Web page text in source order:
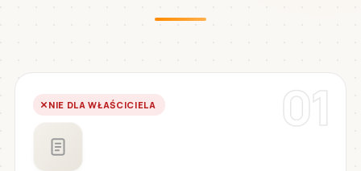
01
NIE DLA WŁAŚCICIELA